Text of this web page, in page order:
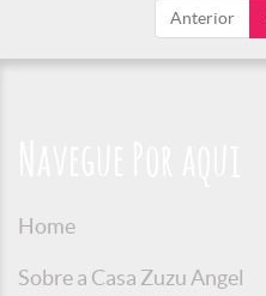
Anterior
Home
Sobre a Casa Zuzu Angel